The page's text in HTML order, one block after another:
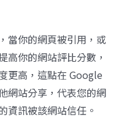
當你的網頁被引用，或
高你的網站評比分數，
更高，這點在 Google
網站分享，代表您的網
資訊被該網站信任。